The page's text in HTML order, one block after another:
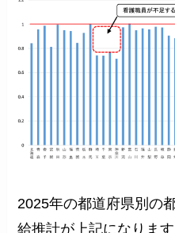
2025年の都道府県別の
給推計が上記になりま